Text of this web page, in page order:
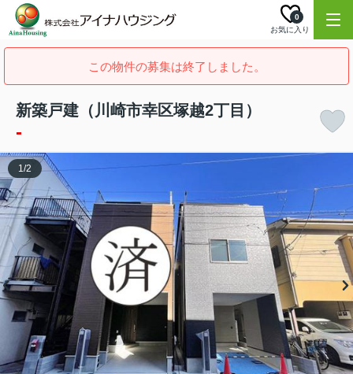
お気に入り
0
この物件の募集は終了しました。
新築戸建（川崎市幸区塚越2丁目）
-
1/2